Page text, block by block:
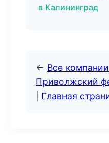
в Калининград
← Все
Приволжский
Главная